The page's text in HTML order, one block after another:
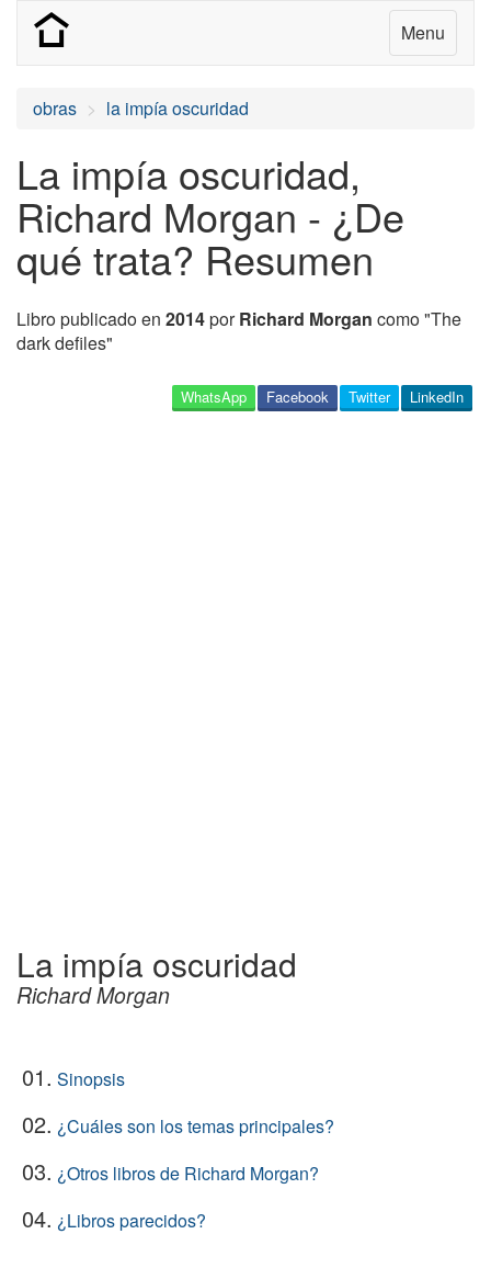
Menu
obras la impía oscuridad
La impía oscuridad,
Richard Morgan - ¿De
qué trata? Resumen
Libro publicado en 2014porRichard Morgan como "The
dark defiles"
LinkedIn
Twitter
Facebook
WhatsApp
La impía oscuridad
Richard Morgan
01. Sinopsis
02. ¿Cuáles son los temas principales?
03. ¿Otros libros de Richard Morgan?
04. ¿Libros parecidos?